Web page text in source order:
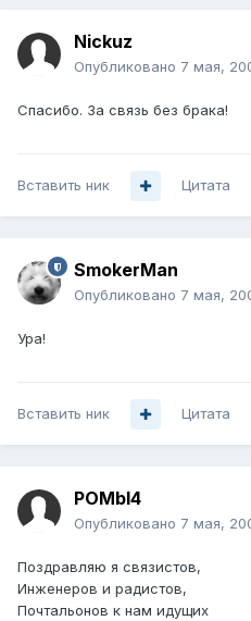
Nickuz
Опубликовано 7 мая,
Спасибо. За связь без брака!
Вставить ник Цитата
SmokerMan
Опубликовано 7 мая,
Ура!
Вставить ник Цитата
POMbI4
Опубликовано 7 мая,
Поздравляю я связистов,
Инженеров и радистов,
Почтальонов к нам идущих